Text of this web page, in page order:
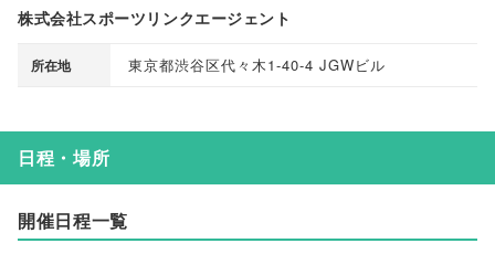
株式会社スポーツリンクエージェント
所在地 東京都渋谷区代々木1-40-4 JGWビル
日程・場所
開催日程一覧